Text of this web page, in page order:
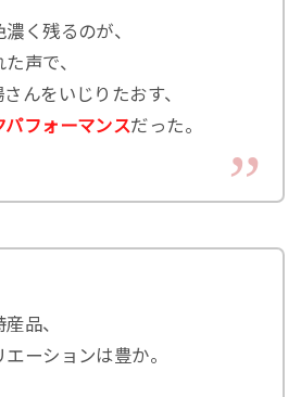
く残るのが、
声で、
んをいじりたおす、
パフォーマンスだった。
品、
ーションは豊か。